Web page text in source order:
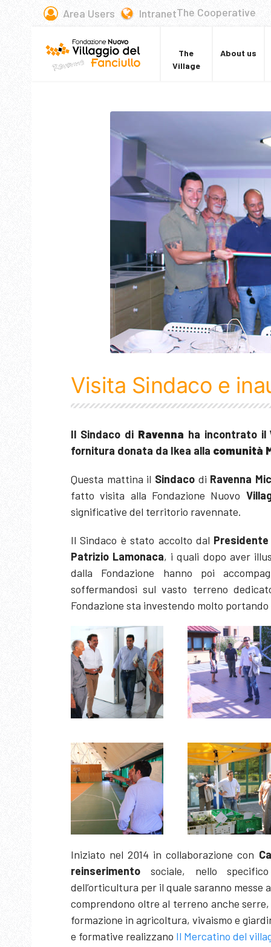
Area Users IntranetThe Cooperative
The
Village
About us
Visita Sindaco e
Il Sindaco di Ravenna ha incontrato il
fornitura donata da Ikea alla comunità
Questa mattina il Sindacodi Ravenna
fatto visita alla Fondazione Nuovo
significative del territorio ravennate.
Il Sindaco è stato accolto dal
Patrizio Lamonaca, i quali dopo aver
dalla Fondazione hanno poi
soffermandosi sul vasto terreno
Fondazione sta investendo molto
Iniziato nel 2014 in collaborazione con
reinserimento sociale, nello
dell’orticultura per il quale saranno
comprendono oltre al terreno anche
formazione in agricoltura, vivaismo e
e formative realizzano Il Mercatino del